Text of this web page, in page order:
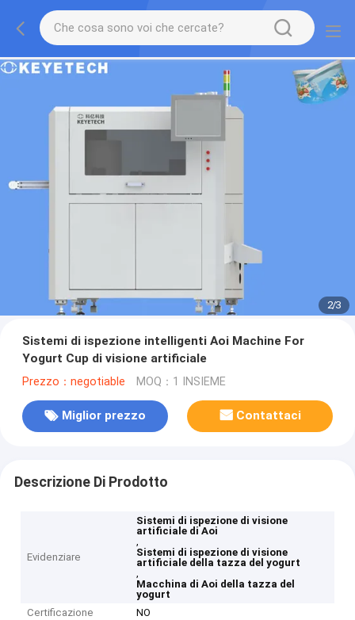
2/3
Sistemi di ispezione intelligenti Aoi Machine For
Yogurt Cup di visione artificiale
Prezzo：negotiable MOQ：1 INSIEME
Miglior prezzo Contattaci
Descrizione Di Prodotto
Evidenziare
Sistemi di ispezione di visione
artificiale di Aoi
,
Sistemi di ispezione di visione
artificiale della tazza del yogurt
,
Macchina di Aoi della tazza del
yogurt
Certificazione
NO